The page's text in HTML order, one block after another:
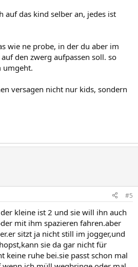
auf das kind selber an, jedes ist
wie ne probe, in der du aber im
den zwerg aufpassen soll. so
umgeht.
versagen nicht nur kids, sondern
#5
kleine ist 2 und sie will ihn auch
mit ihm spazieren fahren.aber
sitzt ja nicht still im jogger,und
sie da gar nicht für
keine ruhe bei.sie passt schon mal